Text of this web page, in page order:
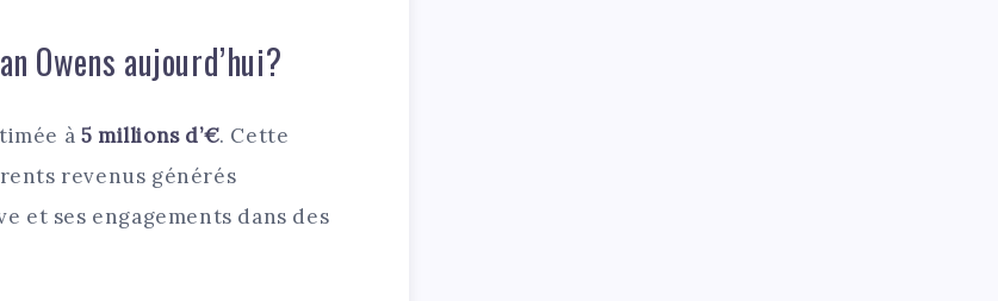
Owens aujourd’hui?
à 5 millions d’€. Cette
revenus générés
et ses engagements dans des